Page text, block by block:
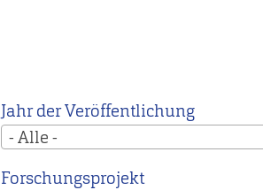
Jahr der Veröffentlichung
- Alle -
Forschungsprojekt